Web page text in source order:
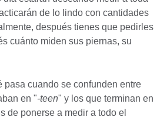
de lo lindo con cantidades
después tienes que pedirles
cuánto miden sus piernas, su
pasa cuando se confunden entre
en "-teen" y los que terminan en
de ponerse a medir a todo el